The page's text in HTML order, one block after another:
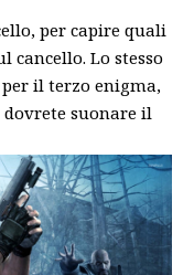
per capire quali
Lo stesso
il terzo enigma,
dovrete suonare il